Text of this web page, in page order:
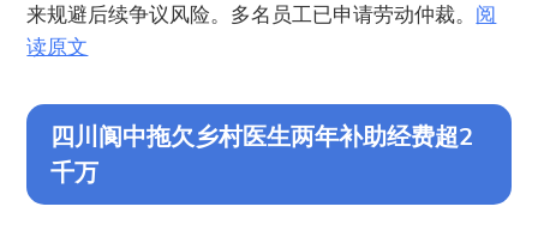
来规避后续争议风险。多名员工已申请劳动仲裁。 阅
读原文
四川阆中拖欠乡村医生两年补助经费超2
千万